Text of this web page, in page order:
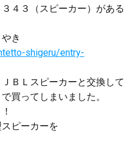
４３（スピーカー）がある
き
shigeru/entry-
Ｌスピーカーと交換して
買ってしまいました。
ピーカーを